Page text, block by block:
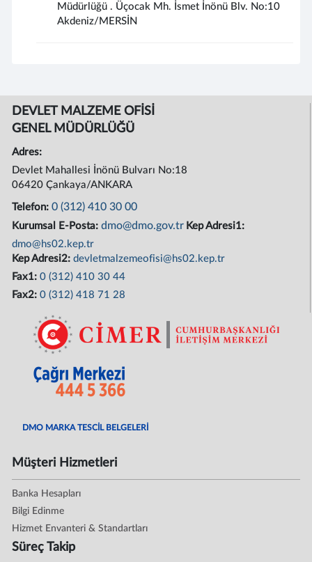
Müdürlüğü . Üçocak Mh. İsmet İnönü Blv. No:10
Akdeniz/MERSİN
DEVLET MALZEME OFİSİ
GENEL MÜDÜRLÜĞÜ
Adres:
Devlet Mahallesi İnönü Bulvarı No:18
06420 Çankaya/ANKARA
Telefon:0 (312) 410 30 00
Kurumsal E-Posta:dmo@dmo.gov.tr Kep Adresi1:
dmo@hs02.kep.tr
Kep Adresi2:devletmalzemeofisi@hs02.kep.tr
Fax1:0 (312) 410 30 44
Fax2:0 (312) 418 71 28
DMO MARKA TESCİL BELGELERİ
Müşteri Hizmetleri
Banka Hesapları
Bilgi Edinme
Hizmet Envanteri & Standartları
Süreç Takip